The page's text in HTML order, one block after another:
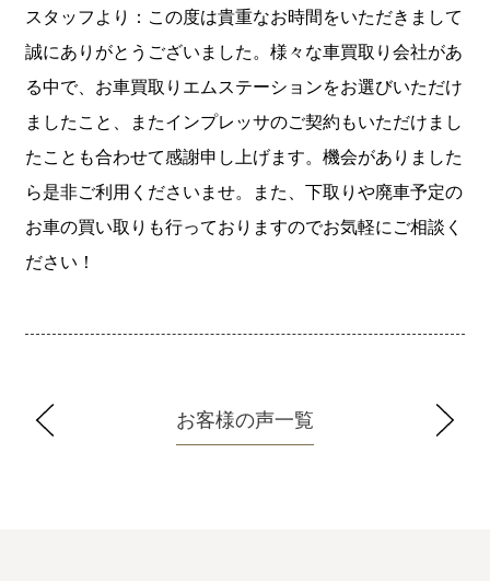
スタッフより：この度は貴重なお時間をいただきまして
誠にありがとうございました。様々な車買取り会社があ
る中で、お車買取りエムステーションをお選びいただけ
ましたこと、またインプレッサのご契約もいただけまし
たことも合わせて感謝申し上げます。機会がありました
ら是非ご利用くださいませ。また、下取りや廃車予定の
お車の買い取りも行っておりますのでお気軽にご相談く
ださい！
お客様の声一覧